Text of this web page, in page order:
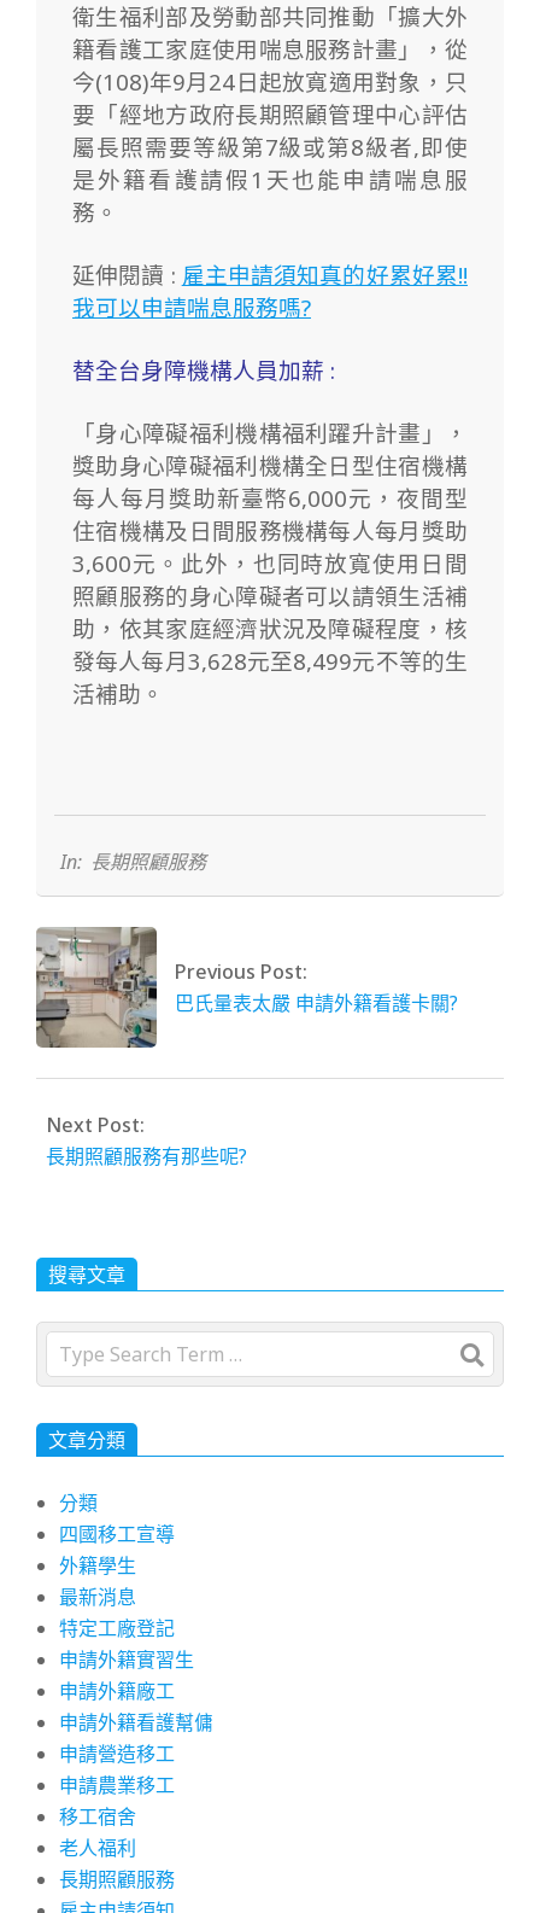
衛生福利部及勞動部共同推動「擴大外
籍看護工家庭使用喘息服務計畫」，從
今(108)年9月24日起放寬適用對象，只
要「經地方政府長期照顧管理中心評估
屬長照需要等級第7級或第8級者,即使
是外籍看護請假1天也能申請喘息服
務。
延伸閱讀 : 雇主申請須知真的好累好累!!
我可以申請喘息服務嗎?
替全台身障機構人員加薪 :
「身心障礙福利機構福利躍升計畫」，
獎助身心障礙福利機構全日型住宿機構
每人每月獎助新臺幣6,000元，夜間型
住宿機構及日間服務機構每人每月獎助
3,600元。此外，也同時放寬使用日間
照顧服務的身心障礙者可以請領生活補
助，依其家庭經濟狀況及障礙程度，核
發每人每月3,628元至8,499元不等的生
活補助。
05
In: 長期照顧服務
Previous Post:
巴氏量表太嚴 申請外籍看護卡關?
Next Post:
長期照顧服務有那些呢?
搜尋文章
Search
文章分類
分類
四國移工宣導
外籍學生
最新消息
特定工廠登記
申請外籍實習生
申請外籍廠工
申請外籍看護幫傭
申請營造移工
申請農業移工
移工宿舍
老人福利
長期照顧服務